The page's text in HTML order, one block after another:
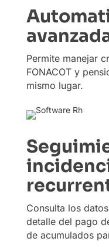
Permite manejar
FONACOT y
mismo lugar.
Consulta los
detalle del pago
de acumulados